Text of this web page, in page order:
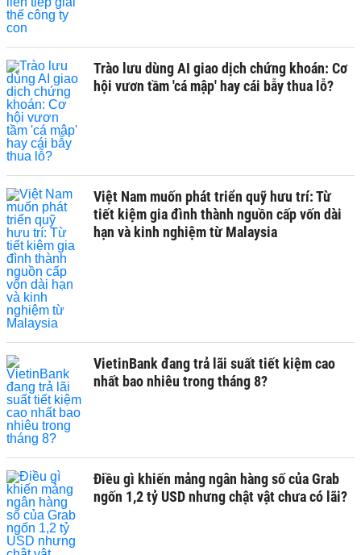
Trào lưu dùng AI giao dịch chứng khoán: Cơ
hội vươn tầm 'cá mập' hay cái bẫy thua lỗ?
Việt Nam muốn phát triển quỹ hưu trí: Từ
tiết kiệm gia đình thành nguồn cấp vốn dài
hạn và kinh nghiệm từ Malaysia
VietinBank đang trả lãi suất tiết kiệm cao
nhất bao nhiêu trong tháng 8?
Điều gì khiến mảng ngân hàng số của Grab
ngốn 1,2 tỷ USD nhưng chật vật chưa có lãi?